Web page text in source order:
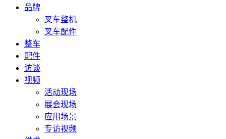
品牌
叉车整机
叉车配件
整车
配件
访谈
视频
活动现场
展会现场
应用场景
专访视频